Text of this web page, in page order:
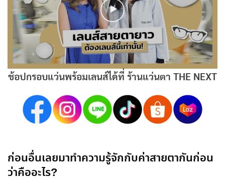
ช้อปกรอบแว่นพร้อมเลนส์ได้ที่ ร้านแว่นตา THE NEXT
ก่อนอื่นเลยมาทำความรู้จักกับค่าสายตากันก่อน
ว่าคืออะไร?